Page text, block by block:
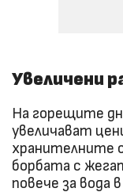
Увеличени
На горещите
увеличават
хранителните
борбата с
повече за вода